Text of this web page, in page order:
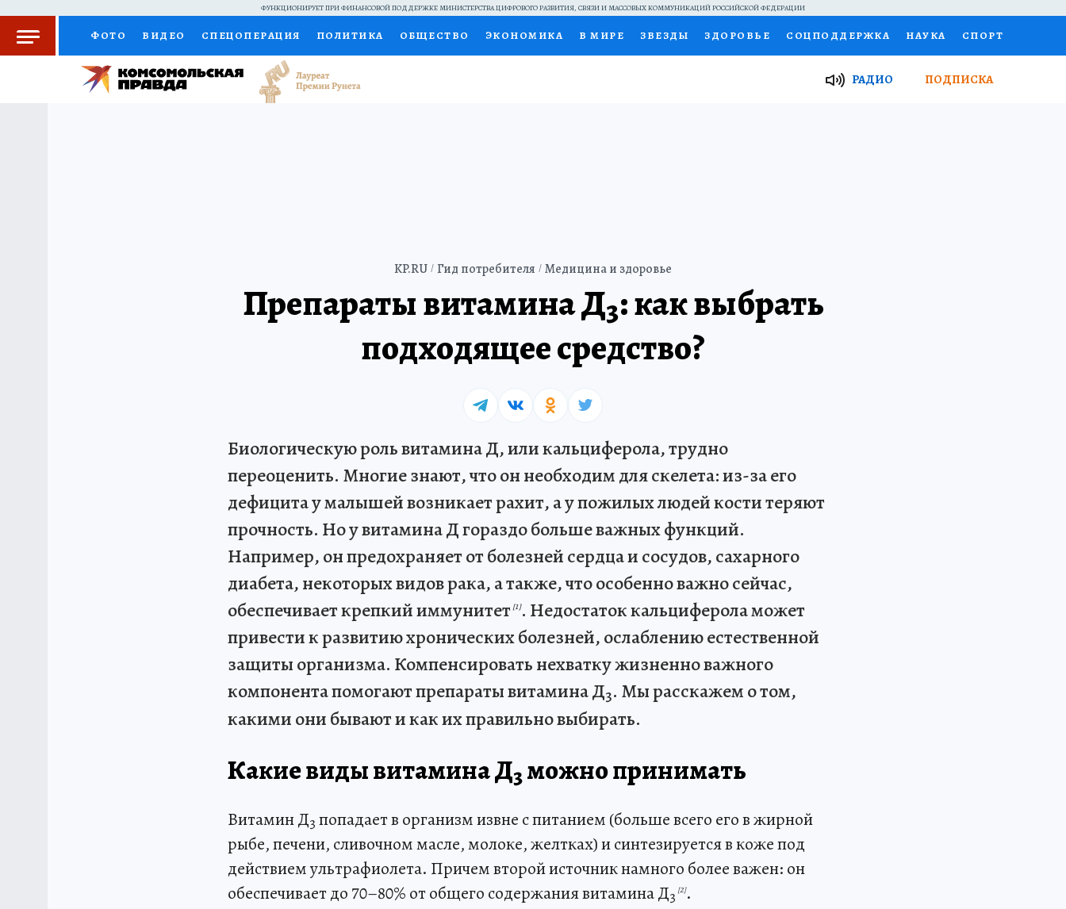
ФУНКЦИОНИРУЕТ ПРИ ФИНАНСОВОЙ ПОДДЕРЖКЕ МИНИСТЕРСТВА ЦИФРОВОГО РАЗВИТИЯ, СВЯЗИ И МАССОВЫХ КОММУНИКАЦИЙ РОССИЙСКОЙ ФЕДЕРАЦИИ
ФОТО ВИДЕО СПЕЦОПЕРАЦИЯ ПОЛИТИКА ОБЩЕСТВО ЭКОНОМИКА В МИРЕ ЗВЕЗДЫ ЗДОРОВЬЕ СОЦПОДДЕРЖКА НАУКА СПОРТ
КОЛУМНИСТЫ ПРОИСШЕСТВИЯ НАЦИОНАЛЬНЫЕ ПРОЕКТЫ РОССИИ Я ЗНАЮ СЕМЬЯ
РАДИО ПОДПИСКА
KP.RU Гид потребителя Медицина и здоровье
Препараты витамина Д3: как выбрать
подходящее средство?
Биологическую роль витамина Д, или кальциферола, трудно
переоценить. Многие знают, что он необходим для скелета: из-за его
дефицита у малышей возникает рахит, а у пожилых людей кости теряют
прочность. Но у витамина Д гораздо больше важных функций.
Например, он предохраняет от болезней сердца и сосудов, сахарного
диабета, некоторых видов рака, а также, что особенно важно сейчас,
обеспечивает крепкий иммунитет [1]. Недостаток кальциферола может
привести к развитию хронических болезней, ослаблению естественной
защиты организма. Компенсировать нехватку жизненно важного
компонента помогают препараты витамина Д3. Мы расскажем о том,
какими они бывают и как их правильно выбирать.
Какие виды витамина Д3можно принимать
Витамин Д3 попадает в организм извне с питанием (больше всего его в жирной
рыбе, печени, сливочном масле, молоке, желтках) и синтезируется в коже под
действием ультрафиолета. Причем второй источник намного более важен: он
обеспечивает до 70–80% от общего содержания витамина Д3 [2].